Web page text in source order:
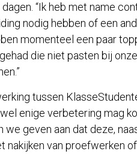
“Ik heb met name
nodig hebben of een
momenteel een paar
die niet pasten bij
tussen
enige verbetering mag
we geven aan dat deze,
nakijken van proefwerken